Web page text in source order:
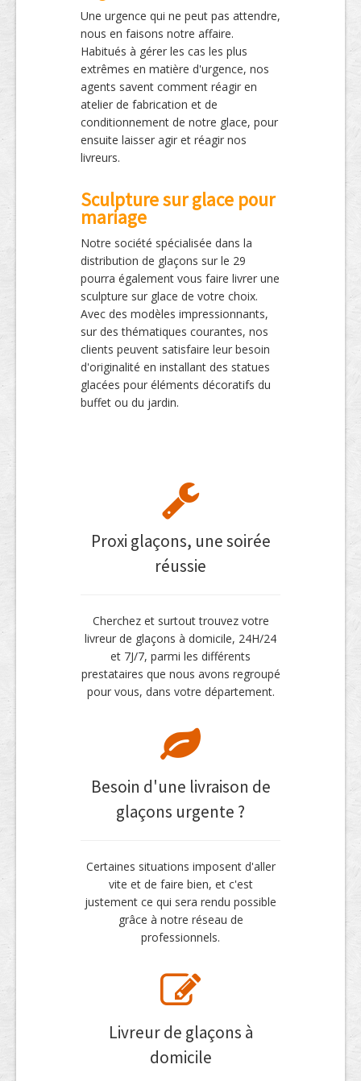
Une urgence qui ne peut pas attendre,
nous en faisons notre affaire.
Habitués à gérer les cas les plus
extrêmes en matière d'urgence, nos
agents savent comment réagir en
atelier de fabrication et de
conditionnement de notre glace, pour
ensuite laisser agir et réagir nos
livreurs.
Sculpture sur glace pour
mariage
Notre société spécialisée dans la
distribution de glaçons sur le 29
pourra également vous faire livrer une
sculpture sur glace de votre choix.
Avec des modèles impressionnants,
sur des thématiques courantes, nos
clients peuvent satisfaire leur besoin
d'originalité en installant des statues
glacées pour éléments décoratifs du
buffet ou du jardin.
Proxi glaçons, une soirée
réussie
Cherchez et surtout trouvez votre
livreur de glaçons à domicile, 24H/24
et 7J/7, parmi les différents
prestataires que nous avons regroupé
pour vous, dans votre département.
Besoin d'une livraison de
glaçons urgente ?
Certaines situations imposent d'aller
vite et de faire bien, et c'est
justement ce qui sera rendu possible
grâce à notre réseau de
professionnels.
Livreur de glaçons à
domicile